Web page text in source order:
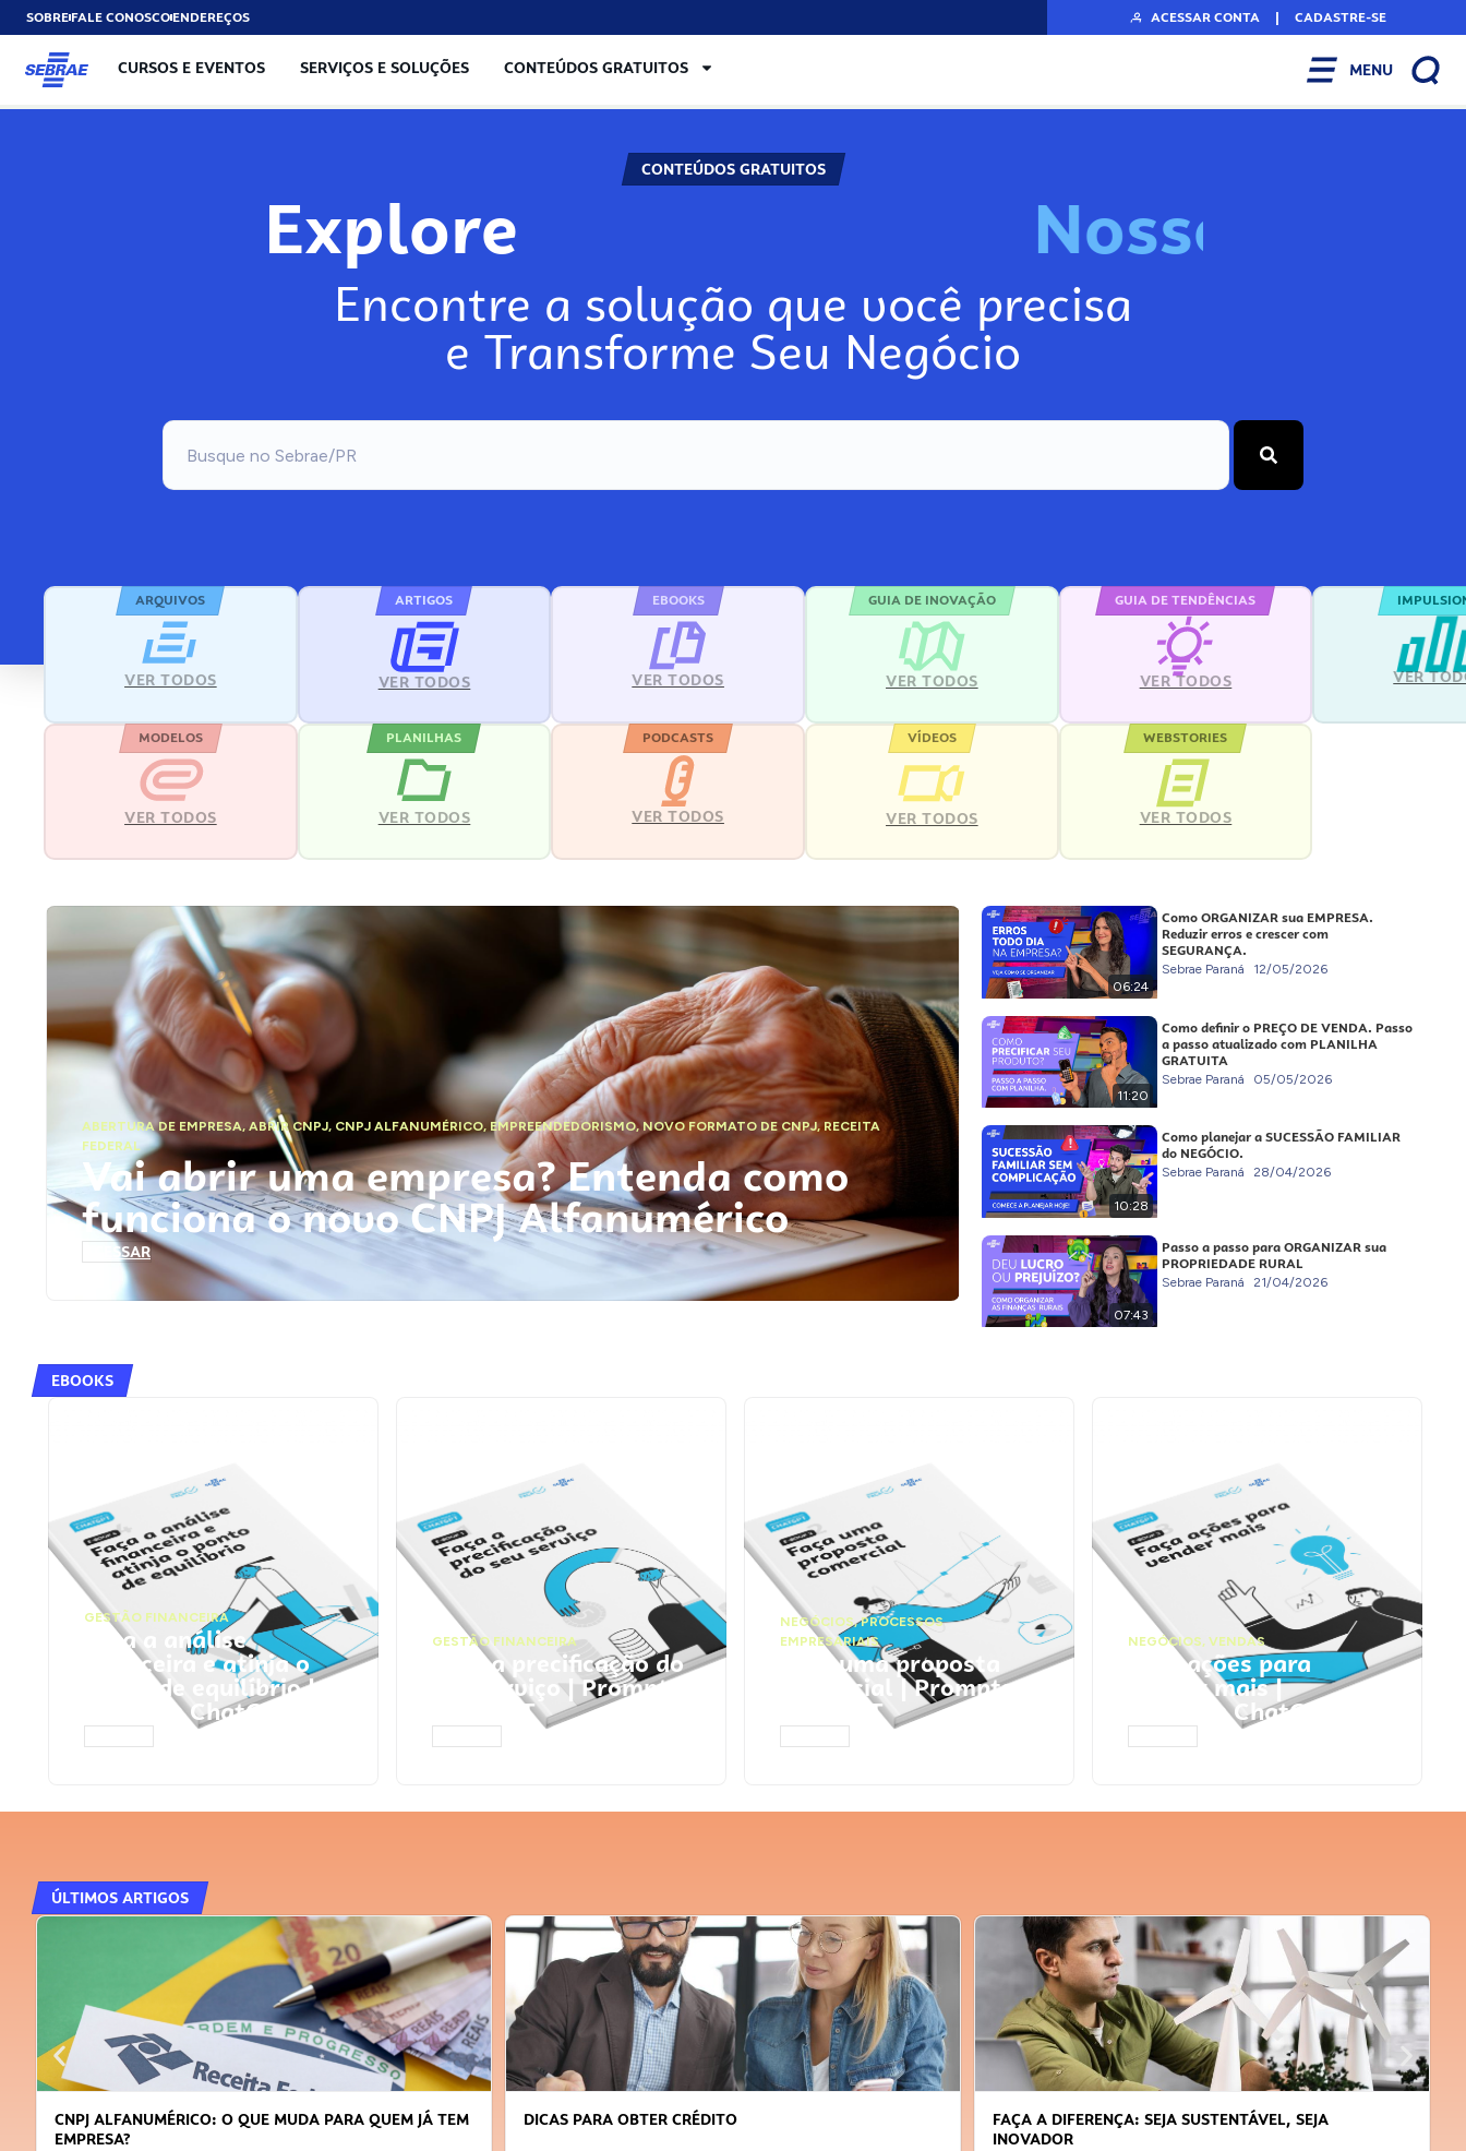
SOBREFALE CONOSCOENDEREÇOS ACESSAR CONTA | CADASTRE-SE
CURSOS E EVENTOS SERVIÇOS E SOLUÇÕES CONTEÚDOS GRATUITOS MENU
CONTEÚDOS GRATUITOS
Explore Nosso
Encontre a solução que você precisa
e Transforme Seu Negócio
ARQUIVOS
VER TODOS
ARTIGOS
VER TODOS
EBOOKS
VER TODOS
GUIA DE INOVAÇÃO
VER TODOS
GUIA DE TENDÊNCIAS
VER TODOS VER
MODELOS
VER TODOS
PLANILHAS
VER TODOS
PODCASTS
VER TODOS
VÍDEOS
VER TODOS
WEBSTORIES
VER TODOS
ABERTURA DE EMPRESA,ABRIR CNPJ, CNPJ ALFANUMÉRICO, EMPREENDEDORISMO,NOVO FORMATO DE CNPJ,RECEITA
FEDERAL
Vai abrir uma empresa? Entenda como
funciona o novo CNPJ Alfanumérico
ACESSAR
06:24
Como ORGANIZAR sua EMPRESA.
Reduzir erros e crescer com
SEGURANÇA.
Sebrae Paraná 12/05/2026
11:20
Como definir o PREÇO DE VENDA. Passo
a passo atualizado com PLANILHA
GRATUITA
Sebrae Paraná 05/05/2026
10:28
Como planejar a SUCESSÃO FAMILIAR
do NEGÓCIO.
Sebrae Paraná 28/04/2026
07:43
Passo a passo para ORGANIZAR sua
PROPRIEDADE RURAL
Sebrae Paraná 21/04/2026
EBOOKS
GESTÃO FINANCEIRA
Faça a análise
financeira e atinja o
ponto de equilíbrio |
Prompts ChatGPT
GESTÃO FINANCEIRA
Faça a precificação do
seu serviço | Prompts
ChatGPT
NEGÓCIOS,PROCESSOS
EMPRESARIAIS
Faça uma proposta
comercial | Prompts
ChatGPT
NEGÓCIOS, VENDAS
Faça ações para
vender mais |
Prompts ChatGPT
ÚLTIMOS ARTIGOS
CNPJ ALFANUMÉRICO: O QUE MUDA PARA QUEM JÁ TEM
EMPRESA?
DICAS PARA OBTER CRÉDITO
FAÇA A DIFERENÇA: SEJA SUSTENTÁVEL, SEJA
INOVADOR